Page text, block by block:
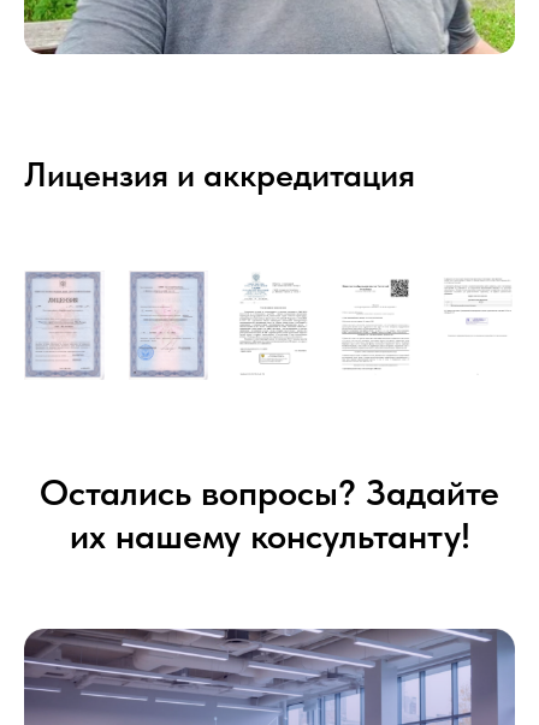
Лицензия и аккредитация
Остались вопросы? Задайте
их нашему консультанту!